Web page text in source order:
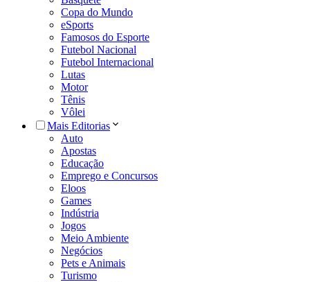
Copa do Mundo
eSports
Famosos do Esporte
Futebol Nacional
Futebol Internacional
Lutas
Motor
Tênis
Vôlei
Mais Editorias
Auto
Apostas
Educação
Emprego e Concursos
Eloos
Games
Indústria
Jogos
Meio Ambiente
Negócios
Pets e Animais
Turismo